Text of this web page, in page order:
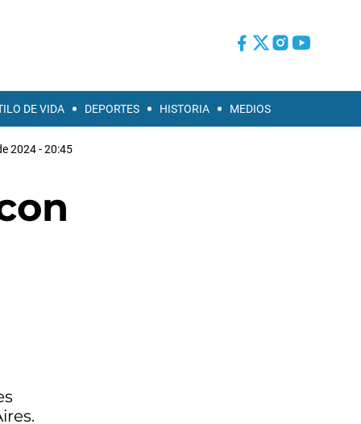
DE VIDA DEPORTES HISTORIA MEDIOS
2024 - 20:45